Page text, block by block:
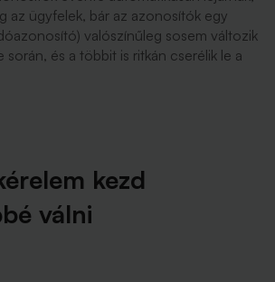
az ügyfelek, bár az azonosítók egy
valószínűleg sosem változik
során, és a többit is ritkán cserélik le a
kezd
válni